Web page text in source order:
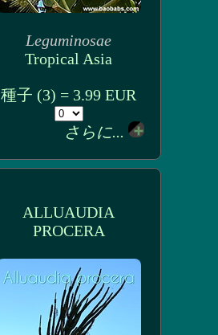
Leguminosae
Tropical Asia
種子 (3) = 3.99 EUR
さらに...
ALLUAUDIA
PROCERA